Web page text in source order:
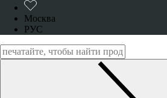
Москва
РУС